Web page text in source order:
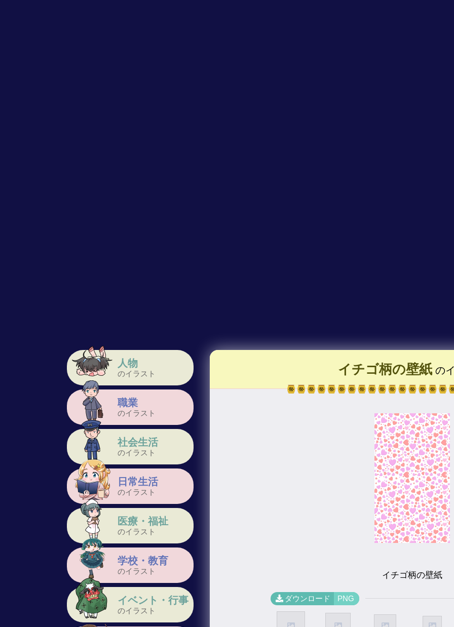
人物
のイラスト
職業
のイラスト
社会生活
のイラスト
日常生活
のイラスト
医療・福祉
のイラスト
学校・教育
のイラスト
イベント・行事
のイラスト
イチゴ柄の壁紙 の
イチゴ柄の壁紙
ダウンロード PNG